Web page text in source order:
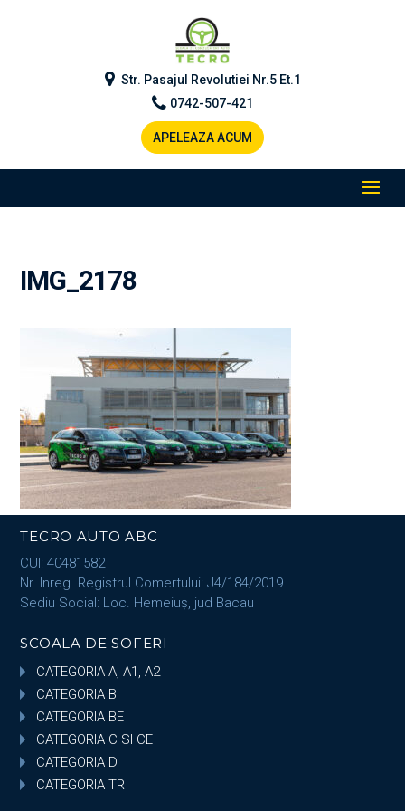
Str. Pasajul Revolutiei Nr.5 Et.1
0742-507-421
APELEAZA ACUM
IMG_2178
TECRO AUTO ABC
CUI: 40481582
Nr. Inreg. Registrul Comertului: J4/184/2019
Sediu Social: Loc. Hemeiuș, jud Bacau
SCOALA DE SOFERI
CATEGORIA A, A1, A2
CATEGORIA B
CATEGORIA BE
CATEGORIA C SI CE
CATEGORIA D
CATEGORIA TR